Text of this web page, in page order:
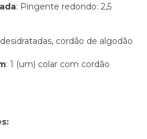
: Pingente redondo: 2,5
cordão de algodão
: 1 (um) colar com cordão